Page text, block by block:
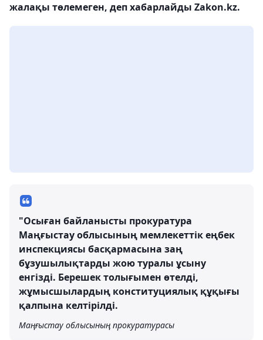
жалақы төлемеген, деп хабарлайды Zakon.kz.
"Осыған байланысты прокуратура
Маңғыстау облысының мемлекеттік еңбек
инспекциясы басқармасына заң
бұзушылықтарды жою туралы ұсыну
енгізді. Берешек толығымен өтелді,
жұмысшылардың конституциялық құқығы
қалпына келтірілді.
Маңғыстау облысының прокуратурасы